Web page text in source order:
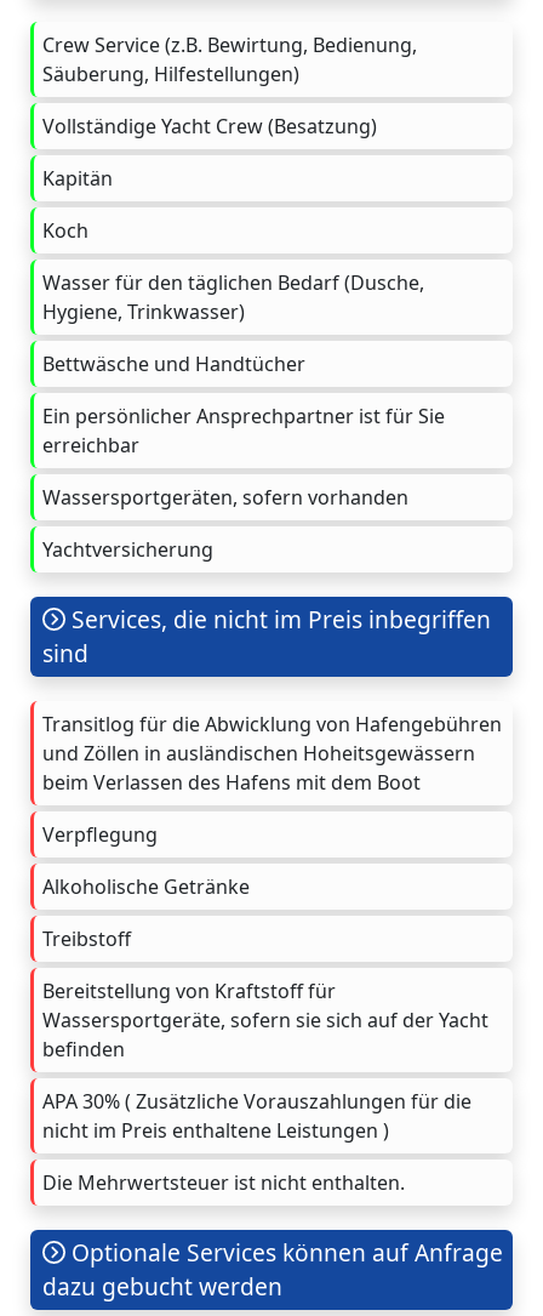
Crew Service (z.B. Bewirtung, Bedienung,
Säuberung, Hilfestellungen)
Vollständige Yacht Crew (Besatzung)
Kapitän
Koch
Wasser für den täglichen Bedarf (Dusche,
Hygiene, Trinkwasser)
Bettwäsche und Handtücher
Ein persönlicher Ansprechpartner ist für Sie
erreichbar
Wassersportgeräten, sofern vorhanden
Yachtversicherung
Services, die nicht im Preis inbegriffen
sind
Transitlog für die Abwicklung von Hafengebühren
und Zöllen in ausländischen Hoheitsgewässern
beim Verlassen des Hafens mit dem Boot
Verpflegung
Alkoholische Getränke
Treibstoff
Bereitstellung von Kraftstoff für
Wassersportgeräte, sofern sie sich auf der Yacht
befinden
APA 30% ( Zusätzliche Vorauszahlungen für die
nicht im Preis enthaltene Leistungen )
Die Mehrwertsteuer ist nicht enthalten.
Optionale Services können auf Anfrage
dazu gebucht werden